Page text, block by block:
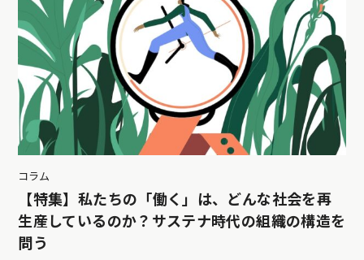
コラム
【特集】私たちの「働く」は、どんな社会を再
生産しているのか？サステナ時代の組織の構造を
問う